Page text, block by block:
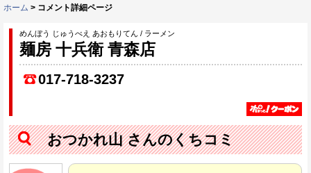
ホーム > コメント詳細ページ
めんぼう じゅうべえ あおもりてん / ラーメン
麺房 十兵衛 青森店
017-718-3237
おつかれ山 さんのくちコミ